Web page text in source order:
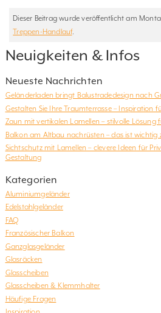
Dieser Beitrag wurde veröffentlicht am
Treppen-Handlauf.
Neuigkeiten & Infos
Neueste Nachrichten
Geländerladen bringt Balustradedesign nach
Gestalten Sie Ihre Traumterrasse – Inspiration
Zaun mit vertikalen Lamellen – stilvolle
Balkon am Altbau nachrüsten – das ist wichtig
Sichtschutz mit Lamellen – clevere Ideen für
Gestaltung
Kategorien
Aluminiumgeländer
Edelstahlgeländer
FAQ
Französischer Balkon
Ganzglasgeländer
Glasräcken
Glasscheiben
Glasscheiben & Klemmhalter
Häufige Fragen